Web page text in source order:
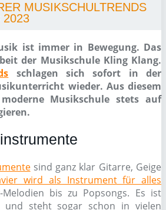
MUSIKSCHULTRENDS
2023
ist immer in Bewegung. Das
der Musikschule Kling Klang.
schlagen sich sofort in der
wieder. Aus diesem
Musikschule stets auf
sind ganz klar Gitarre, Geige
wird als Instrument für alles
Melodien bis zu Popsongs. Es ist
und steht sogar schon in vielen